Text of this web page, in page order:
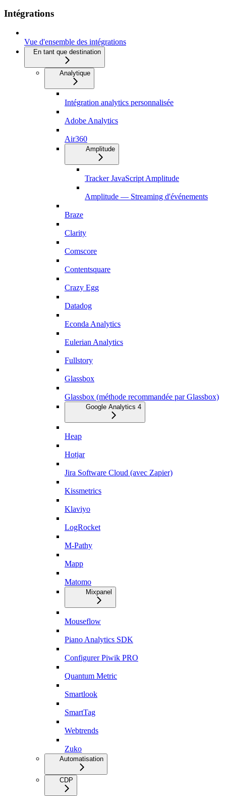
Intégrations
Vue d'ensemble des intégrations
En tant que destination
Analytique
Intégration analytics personnalisée
Adobe Analytics
Air360
Amplitude
Tracker JavaScript Amplitude
Amplitude — Streaming d'événements
Braze
Clarity
Comscore
Contentsquare
Crazy Egg
Datadog
Econda Analytics
Eulerian Analytics
Fullstory
Glassbox
Glassbox (méthode recommandée par Glassbox)
Google Analytics 4
Heap
Hotjar
Jira Software Cloud (avec Zapier)
Kissmetrics
Klaviyo
LogRocket
M-Pathy
Mapp
Matomo
Mixpanel
Mouseflow
Piano Analytics SDK
Configurer Piwik PRO
Quantum Metric
Smartlook
SmartTag
Webtrends
Zuko
Automatisation
CDP